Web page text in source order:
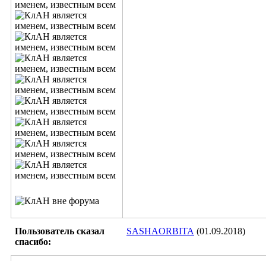
Пользователь сказал
cпасибо:
SASHAORBITA (01.09.2018)